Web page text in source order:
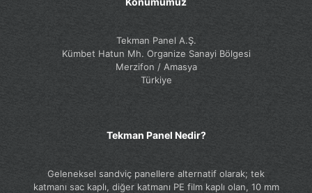
Tekman Panel A.Ş.
Kümbet Hatun Mh. Organize Sanayi Bölgesi
Merzifon / Amasya
Türkiye
Tekman Panel Nedir?
Geleneksel sandviç panellere alternatif olarak; tek
katmanı sac kaplı, diğer katmanı PE film kaplı olan, 10 mm